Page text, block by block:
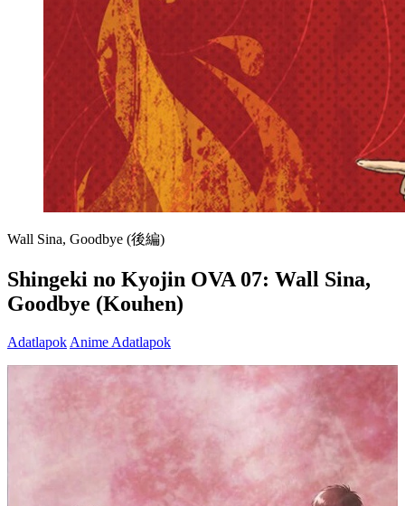
Wall Sina, Goodbye (後編)
Shingeki no Kyojin OVA 07: Wall Sina,
Goodbye (Kouhen)
Adatlapok Anime Adatlapok